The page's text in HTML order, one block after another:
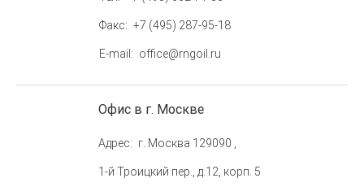
Факс
+7 (495) 287-95-18
E-mail
office@rngoil.ru
Офис в г. Москве
Адрес
г. Москва 129090 ,
1-й Троицкий пер., д.12, корп. 5